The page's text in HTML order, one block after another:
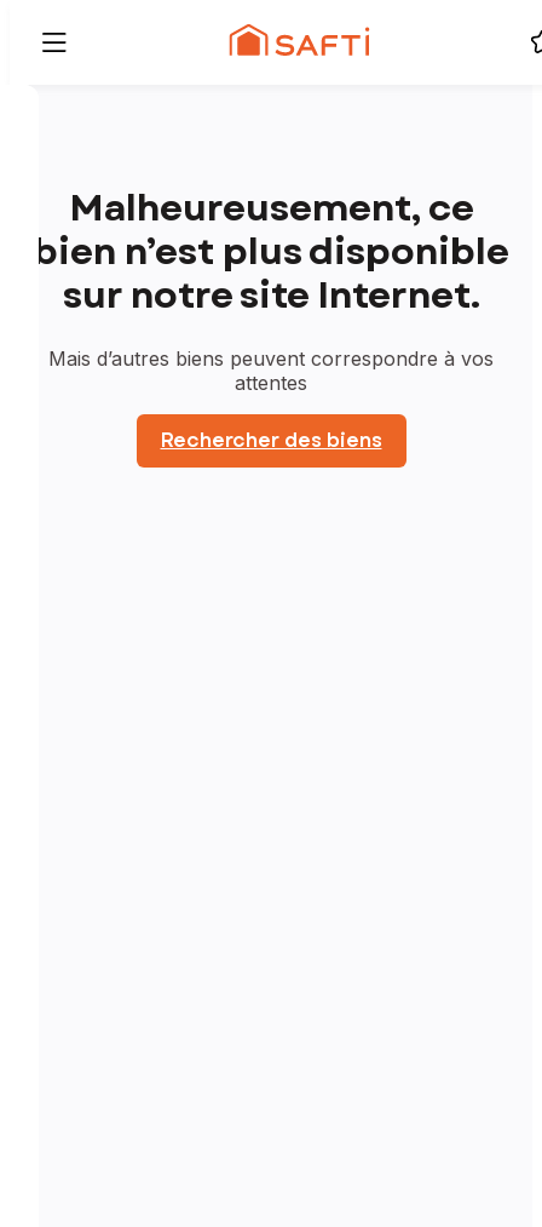
Malheureusement, ce
bien n’est plus disponible
sur notre site Internet.
Mais d’autres biens peuvent correspondre à vos
attentes
Rechercher des biens